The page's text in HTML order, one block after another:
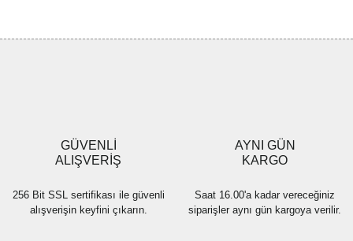
Ürün fiyatı diğer sitelerden daha pahalı.
Bu ürüne benzer farklı alternatifler olmalı.
GÜVENLİ
ALIŞVERİŞ
256 Bit SSL sertifikası ile güvenli
alışverişin keyfini çıkarın.
AYNI GÜN
KARGO
Saat 16.00'a kadar vereceğiniz
siparişler aynı gün kargoya verilir.